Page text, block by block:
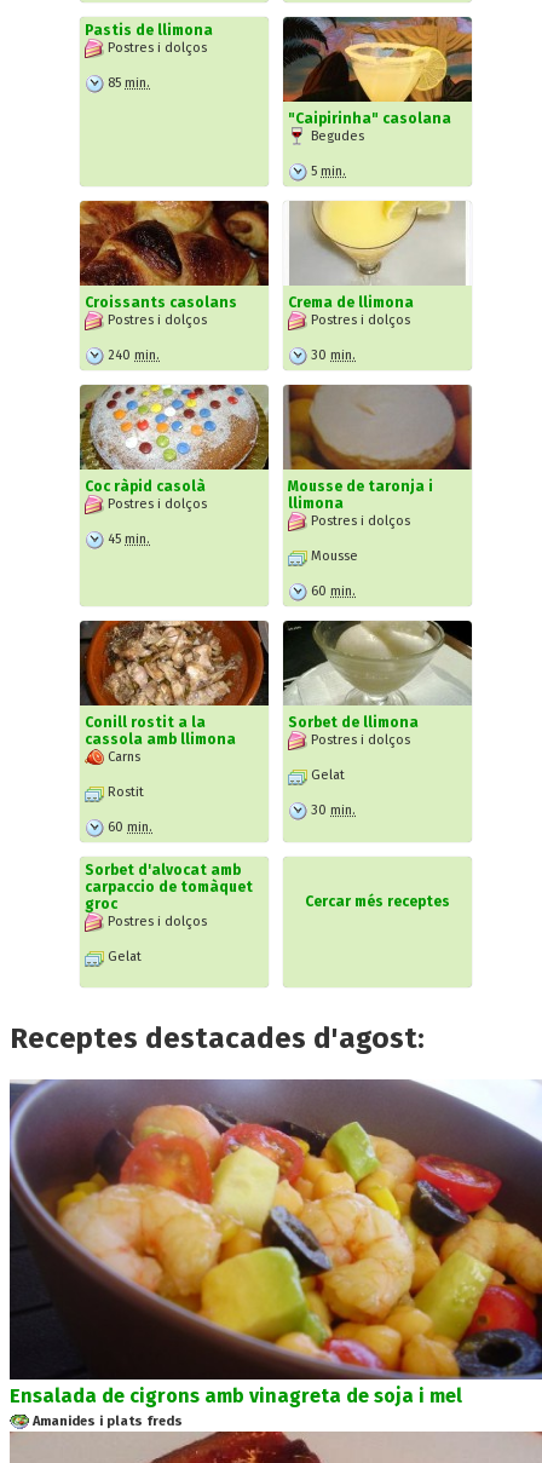
Pastis de llimona
Postres i dolços
85 min.
"Caipirinha" casolana
Begudes
5 min.
Croissants casolans
Postres i dolços
240 min.
Crema de llimona
Postres i dolços
30 min.
Coc ràpid casolà
Postres i dolços
45 min.
Mousse de taronja i
llimona
Postres i dolços
Mousse
60 min.
Conill rostit a la
cassola amb llimona
Carns
Rostit
60 min.
Sorbet de llimona
Postres i dolços
Gelat
30 min.
Sorbet d'alvocat amb
carpaccio de tomàquet
groc
Postres i dolços
Gelat
Cercar més receptes
Receptes destacades d'agost:
Ensalada de cigrons amb vinagreta de soja i mel
Amanides i plats freds